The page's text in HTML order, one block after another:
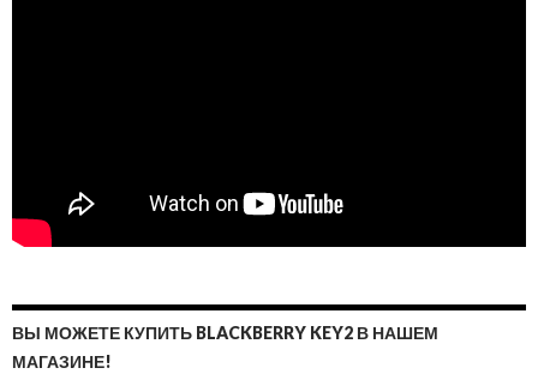
ВЫ МОЖЕТЕ КУПИТЬ BLACKBERRY KEY2 В НАШЕМ
МАГАЗИНЕ!